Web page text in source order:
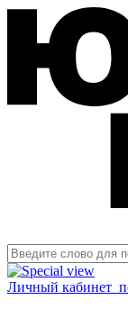
Личный кабинет